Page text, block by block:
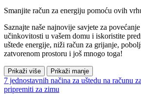
Smanjite račun za energiju pomoću ovih
Saznajte naše najnovije savjete za
učinkovitosti u vašem domu i iskoristite
uštede energije, niži račun za grijanje,
zatvorenom prostoru i još mnogo toga!
Prikaži više Prikaži manje
7 jednostavnih načina za uštedu na računu
pripremiti za zimu